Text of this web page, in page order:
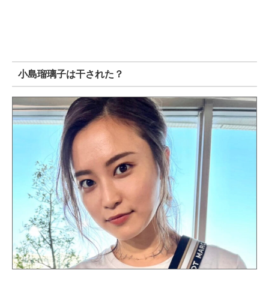
小島瑠璃子は干された？